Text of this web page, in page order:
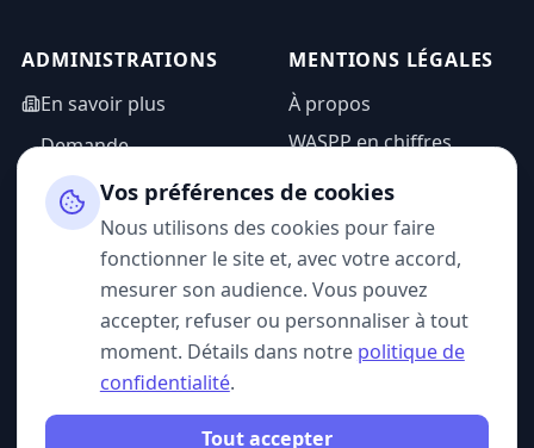
ADMINISTRATIONS
En savoir plus
Demande
d'information
Espace admin
MENTIONS LÉGALES
À propos
WASPP en chiffres
Mentions légales
Politique de
confidentialité
CGU
SUIVEZ-NOUS
Vos préférences de cookies
Nous utilisons des cookies pour faire
fonctionner le site et, avec votre accord,
mesurer son audience. Vous pouvez
accepter, refuser ou personnaliser à tout
moment. Détails dans notre politique de
confidentialité.
Tout accepter